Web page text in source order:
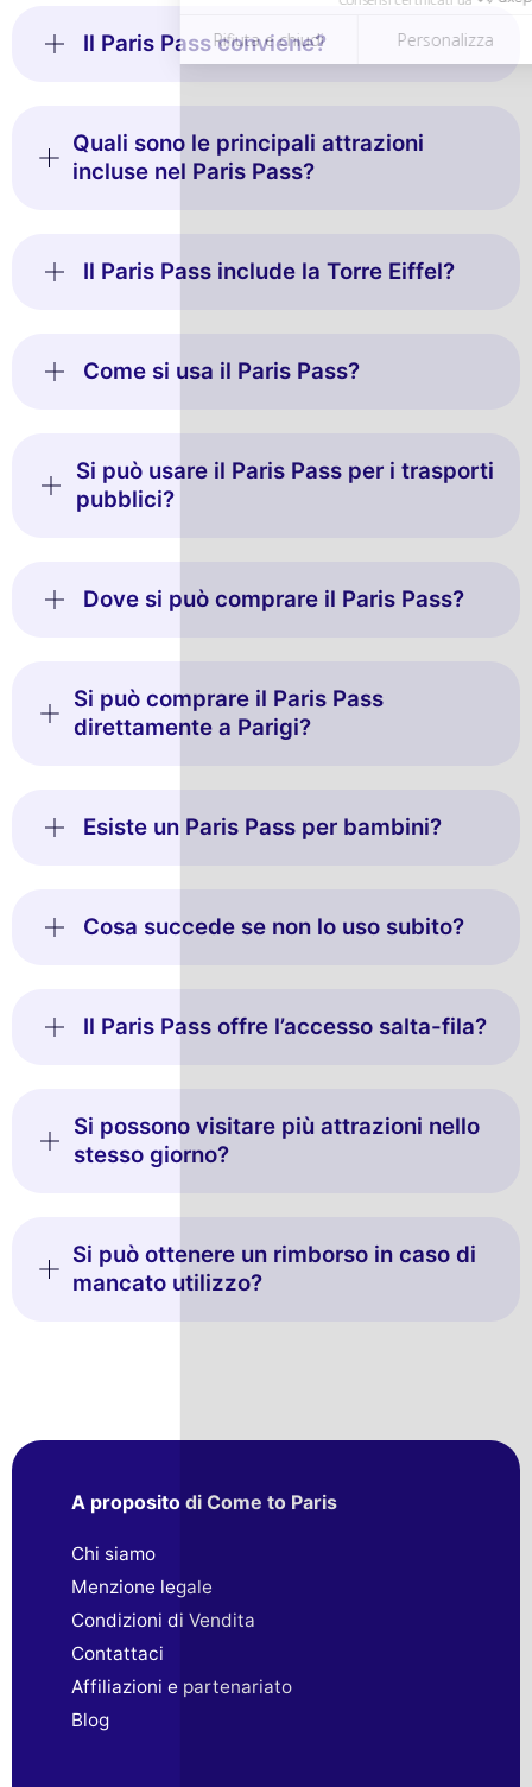
Il Paris Pass conviene?
Quali sono le principali attrazioni
incluse nel Paris Pass?
Il Paris Pass include la Torre Eiffel?
Come si usa il Paris Pass?
Si può usare il Paris Pass per i trasporti
pubblici?
Dove si può comprare il Paris Pass?
Si può comprare il Paris Pass
direttamente a Parigi?
Esiste un Paris Pass per bambini?
Cosa succede se non lo uso subito?
Il Paris Pass offre l’accesso salta-fila?
Si possono visitare più attrazioni nello
stesso giorno?
Si può ottenere un rimborso in caso di
mancato utilizzo?
A proposito di Come to Paris
Chi siamo
Menzione legale
Condizioni di Vendita
Contattaci
Affiliazioni e partenariato
Blog